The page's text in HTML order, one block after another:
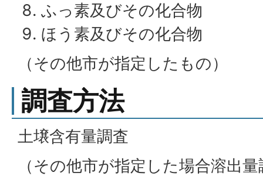
ふっ素及びその化合物
ほう素及びその化合物
（その他市が指定したもの）
調査方法
土壌含有量調査
（その他市が指定した場合溶出